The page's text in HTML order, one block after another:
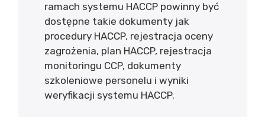
ramach systemu HACCP powinny być
dostępne takie dokumenty jak
procedury HACCP, rejestracja oceny
zagrożenia, plan HACCP, rejestracja
monitoringu CCP, dokumenty
szkoleniowe personelu i wyniki
weryfikacji systemu HACCP.